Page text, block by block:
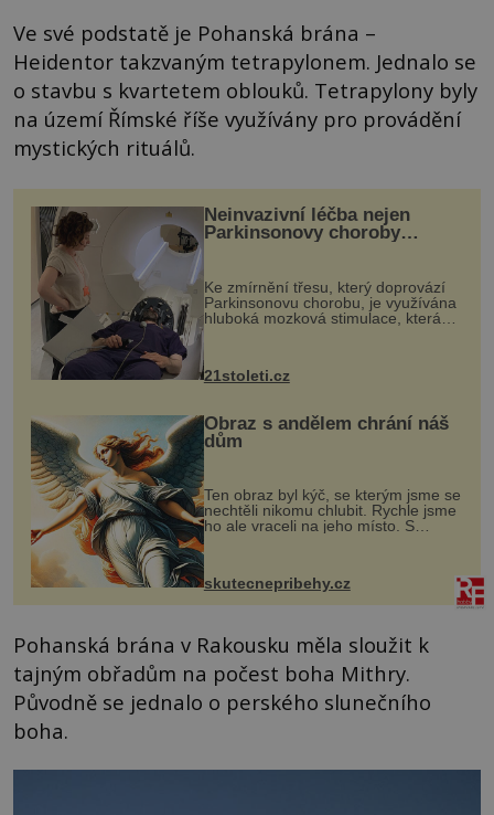
Ve své podstatě je Pohanská brána –
Heidentor takzvaným tetrapylonem. Jednalo se
o stavbu s kvartetem oblouků. Tetrapylony byly
na území Římské říše využívány pro provádění
mystických rituálů.
Neinvazivní léčba nejen
Parkinsonovy choroby
Ke zmírnění třesu, který doprovází
Parkinsonovu chorobu, je využívána
hluboká mozková stimulace, která
však vyžaduje vysoce invazivní
k dostatečně přesnému zacílení ...
21stoleti.cz
Obraz s andělem chrání náš
dům
Ten obraz byl kýč, se kterým jsme se
nechtěli nikomu chlubit. Rychle jsme
ho ale vraceli na jeho místo. S
manželem Vaškem jsme si pořídili
chaloupku, takový domek na severu
Čech, kde jsme si naplánova...
skutecnepribehy.cz
Pohanská brána v Rakousku měla sloužit k
tajným obřadům na počest boha Mithry.
Původně se jednalo o perského slunečního
boha.